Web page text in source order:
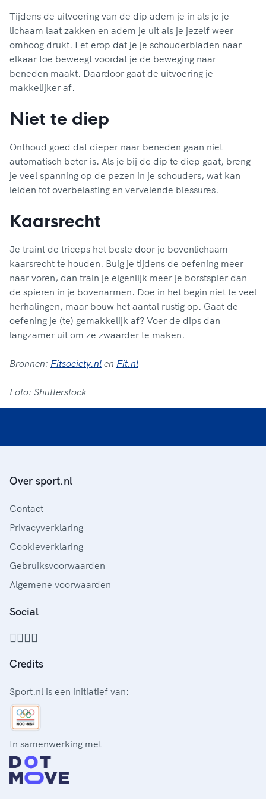
Tijdens de uitvoering van de dip adem je in als je je
lichaam laat zakken en adem je uit als je jezelf weer
omhoog drukt. Let erop dat je je schouderbladen naar
elkaar toe beweegt voordat je de beweging naar
beneden maakt. Daardoor gaat de uitvoering je
makkelijker af.
Niet te diep
Onthoud goed dat dieper naar beneden gaan niet
automatisch beter is. Als je bij de dip te diep gaat, breng
je veel spanning op de pezen in je schouders, wat kan
leiden tot overbelasting en vervelende blessures.
Kaarsrecht
Je traint de triceps het beste door je bovenlichaam
kaarsrecht te houden. Buig je tijdens de oefening meer
naar voren, dan train je eigenlijk meer je borstspier dan
de spieren in je bovenarmen. Doe in het begin niet te veel
herhalingen, maar bouw het aantal rustig op. Gaat de
oefening je (te) gemakkelijk af? Voer de dips dan
langzamer uit om ze zwaarder te maken.
Bronnen: Fitsociety.nl en Fit.nl
Foto: Shutterstock
Over sport.nl
Contact
Privacyverklaring
Cookieverklaring
Gebruiksvoorwaarden
Algemene voorwaarden
Social
Credits
Sport.nl is een initiatief van:
In samenwerking met